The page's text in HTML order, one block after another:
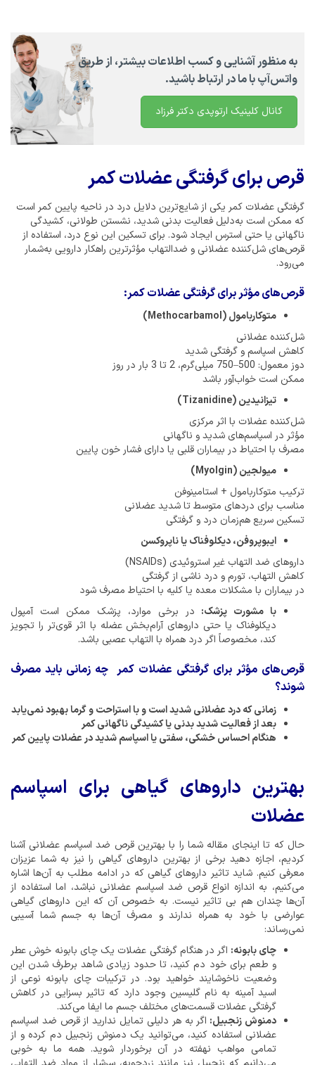
به منظور آشنایی و کسب اطلاعات بیشتر، از طریق
واتس‌آپ با ما در ارتباط باشید.
کانال کلینیک ارتوپدی دکتر فرزاد
قرص برای گرفتگی عضلات کمر
گرفتگی عضلات کمر یکی از شایع‌ترین دلایل درد در ناحیه پایین کمر است
که ممکن است به‌دلیل فعالیت بدنی شدید، نشستن طولانی، کشیدگی
ناگهانی یا حتی استرس ایجاد شود. برای تسکین این نوع درد، استفاده از
قرص‌های شل‌کننده عضلانی و ضدالتهاب مؤثرترین راهکار دارویی به‌شمار
می‌رود.
قرص‌های مؤثر برای گرفتگی عضلات کمر:
متوکاربامول (Methocarbamol)
شل‌کننده عضلانی
کاهش اسپاسم و گرفتگی شدید
دوز معمول: 500–750 میلی‌گرم، 2 تا 3 بار در روز
ممکن است خواب‌آور باشد
تیزانیدین (Tizanidine)
شل‌کننده عضلات با اثر مرکزی
مؤثر در اسپاسم‌های شدید و ناگهانی
مصرف با احتیاط در بیماران قلبی یا دارای فشار خون پایین
میولجین (Myolgin)
ترکیب متوکاربامول + استامینوفن
مناسب برای دردهای متوسط تا شدید عضلانی
تسکین سریع هم‌زمان درد و گرفتگی
ایبوپروفن، دیکلوفناک یا ناپروکسن
داروهای ضد التهاب غیر استروئیدی (NSAIDs)
کاهش التهاب، تورم و درد ناشی از گرفتگی
در بیماران با مشکلات معده یا کلیه با احتیاط مصرف شود
با مشورت پزشک: در برخی موارد، پزشک ممکن است آمپول
دیکلوفناک یا حتی داروهای آرام‌بخش عضله با اثر قوی‌تر را تجویز
کند، مخصوصاً اگر درد همراه با التهاب عصبی باشد.
قرص‌های مؤثر برای گرفتگی عضلات کمر چه زمانی باید مصرف
شوند؟
زمانی که درد عضلانی شدید است و با استراحت و گرما بهبود نمی‌یابد
بعد از فعالیت شدید بدنی یا کشیدگی ناگهانی کمر
هنگام احساس خشکی، سفتی یا اسپاسم شدید در عضلات پایین کمر
بهترین داروهای گیاهی برای اسپاسم
عضلات
حال که تا اینجای مقاله شما را با بهترین قرص ضد اسپاسم عضلانی آشنا
کردیم، اجازه دهید برخی از بهترین داروهای گیاهی را نیز به شما عزیزان
معرفی کنیم. شاید تاثیر داروهای گیاهی که در ادامه مطلب به آن‌ها اشاره
می‌کنیم، به اندازه انواع قرص ضد اسپاسم عضلانی نباشد، اما استفاده از
آن‌ها چندان هم بی تاثیر نیست. به خصوص آن که این داروهای گیاهی
عوارضی با خود به همراه ندارند و مصرف آن‌ها به جسم شما آسیبی
نمی‌رساند:
چای بابونه: اگر در هنگام گرفتگی عضلات یک چای بابونه خوش عطر
و طعم برای خود دم کنید، تا حدود زیادی شاهد برطرف شدن این
وضعیت ناخوشایند خواهید بود. در ترکیبات چای بابونه نوعی از
اسید آمینه به نام گلیسین وجود دارد که تاثیر بسزایی در کاهش
گرفتگی عضلات قسمت‌های مختلف جسم ما ایفا می‌کند.
دمنوش زنجبیل: اگر به هر دلیلی تمایل ندارید از قرص ضد اسپاسم
عضلانی استفاده کنید، می‌توانید یک دمنوش زنجبیل دم کرده و از
تمامی مواهب نهفته در آن برخوردار شوید. همه ما به خوبی